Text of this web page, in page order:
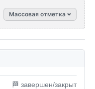
Массовая отметка
🏁 завершен/закрыт